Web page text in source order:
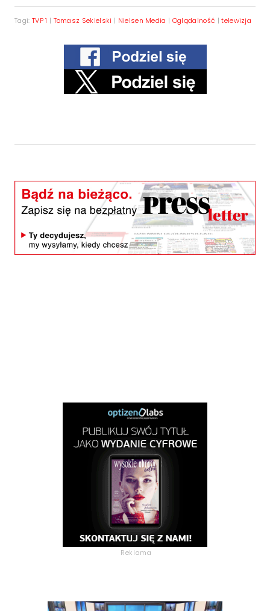
Tagi: TVP 1 | Tomasz Sekielski | Nielsen Media | Oglądalność |telewizja
Reklama